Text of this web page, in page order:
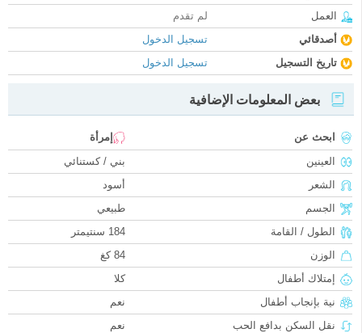
العمل
لم تقدم
أصدقائي
تسجيل الدخول
تاريخ التسجيل
تسجيل الدخول
بعض المعلومات الإضافية
ابحث عن
إمرأة
العينين
بني / كستنائي
الشعر
أسود
الجسم
طبيعي
الطول / القامة
184 سنتيمتر
الوزن
84 كغ
إمتلاك أطفال
كلا
نية بإنجاب أطفال
نعم
نقل السكن بدافع الحب
نعم